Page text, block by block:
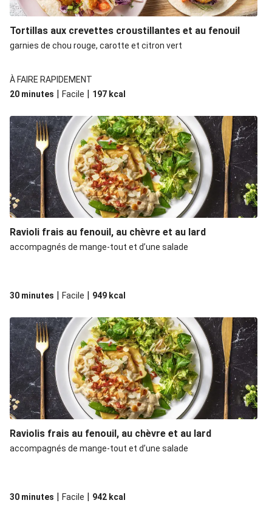
Tortillas aux crevettes croustillantes et au fenouil
garnies de chou rouge, carotte et citron vert
À FAIRE RAPIDEMENT
20 minutes | Facile | 197 kcal
Ravioli frais au fenouil, au chèvre et au lard
accompagnés de mange-tout et d’une salade
30 minutes | Facile | 949 kcal
Raviolis frais au fenouil, au chèvre et au lard
accompagnés de mange-tout et d’une salade
30 minutes | Facile | 942 kcal